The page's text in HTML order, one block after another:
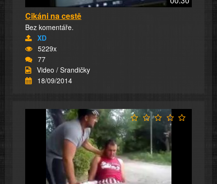
Cikáni na cestě
Bez komentáře.
XD
5229x
77
Video / Srandičky
18/09/2014